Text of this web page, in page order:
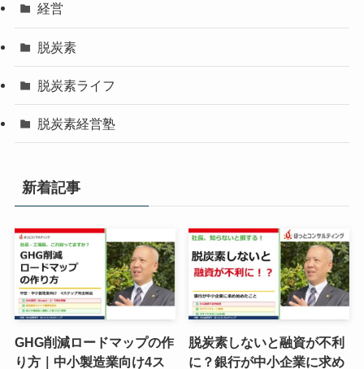
経営
脱炭素
脱炭素ライフ
脱炭素経営塾
新着記事
GHG削減ロードマップの作
り方｜中小製造業向け4ス
脱炭素しないと融資が不利
に？銀行が中小企業に求め